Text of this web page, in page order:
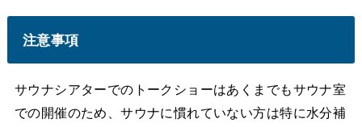
注意事項
サウナシアターでのトークショーはあくまでもサウナ室
での開催のため、サウナに慣れていない方は特に水分補